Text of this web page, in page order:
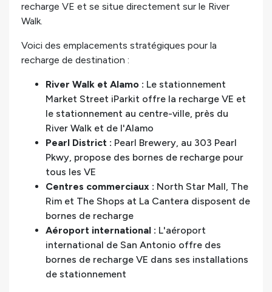
recharge VE et se situe directement sur le River
Walk.
Voici des emplacements stratégiques pour la
recharge de destination :
River Walk et Alamo : Le stationnement
Market Street iParkit offre la recharge VE et
le stationnement au centre-ville, près du
River Walk et de l'Alamo
Pearl District : Pearl Brewery, au 303 Pearl
Pkwy, propose des bornes de recharge pour
tous les VE
Centres commerciaux : North Star Mall, The
Rim et The Shops at La Cantera disposent de
bornes de recharge
Aéroport international : L'aéroport
international de San Antonio offre des
bornes de recharge VE dans ses installations
de stationnement